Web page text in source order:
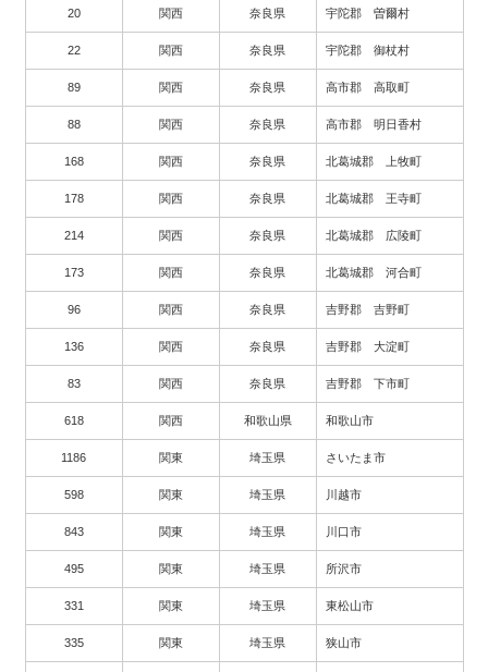
20 関西 奈良県 宇陀郡 曽爾村
22 関西 奈良県 宇陀郡 御杖村
89 関西 奈良県 高市郡 高取町
88 関西 奈良県 高市郡 明日香村
168 関西 奈良県 北葛城郡 上牧町
178 関西 奈良県 北葛城郡 王寺町
214 関西 奈良県 北葛城郡 広陵町
173 関西 奈良県 北葛城郡 河合町
96 関西 奈良県 吉野郡 吉野町
136 関西 奈良県 吉野郡 大淀町
83 関西 奈良県 吉野郡 下市町
618 関西 和歌山県 和歌山市
1186 関東 埼玉県 さいたま市
598 関東 埼玉県 川越市
843 関東 埼玉県 川口市
495 関東 埼玉県 所沢市
331 関東 埼玉県 東松山市
335 関東 埼玉県 狭山市